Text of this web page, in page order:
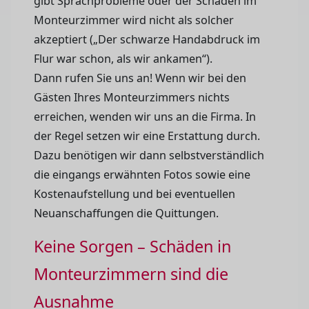
Monteurzimmer wird nicht als solcher
akzeptiert („Der schwarze Handabdruck im
Flur war schon, als wir ankamen“).
Dann rufen Sie uns an! Wenn wir bei den
Gästen Ihres Monteurzimmers nichts
erreichen, wenden wir uns an die Firma. In
der Regel setzen wir eine Erstattung durch.
Dazu benötigen wir dann selbstverständlich
die eingangs erwähnten Fotos sowie eine
Kostenaufstellung und bei eventuellen
Neuanschaffungen die Quittungen.
Keine Sorgen – Schäden in
Monteurzimmern sind die
Ausnahme